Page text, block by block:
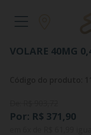
VOLARE 40MG
Por: R$ 371,90